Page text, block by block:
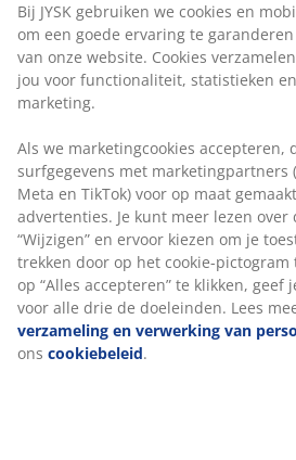
Bij JYSK gebruiken we cookies en
om een goede ervaring te
van onze website. Cookies
jou voor functionaliteit, statistieken
marketing.
Als we marketingcookies accepteren,
surfgegevens met marketingpartners
Meta en TikTok) voor op maat
advertenties. Je kunt meer lezen
“Wijzigen” en ervoor kiezen om je
trekken door op het cookie-pictogram
op “Alles accepteren” te klikken, geef
voor alle drie de doeleinden. Lees
verzameling en verwerking van
ons cookiebeleid.